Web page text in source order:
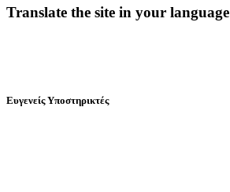
Translate the site in your language
Ευγενείς Υποστηρικτές